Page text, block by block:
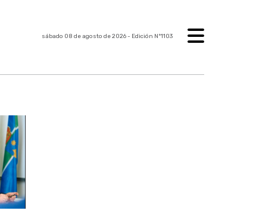
sábado 08 de agosto de 2026- Edición Nº1103